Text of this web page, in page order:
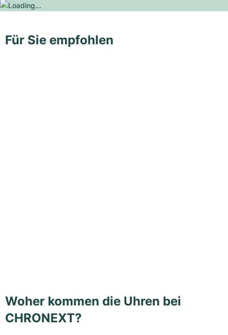
Für Sie empfohlen
Woher kommen die Uhren bei
CHRONEXT?